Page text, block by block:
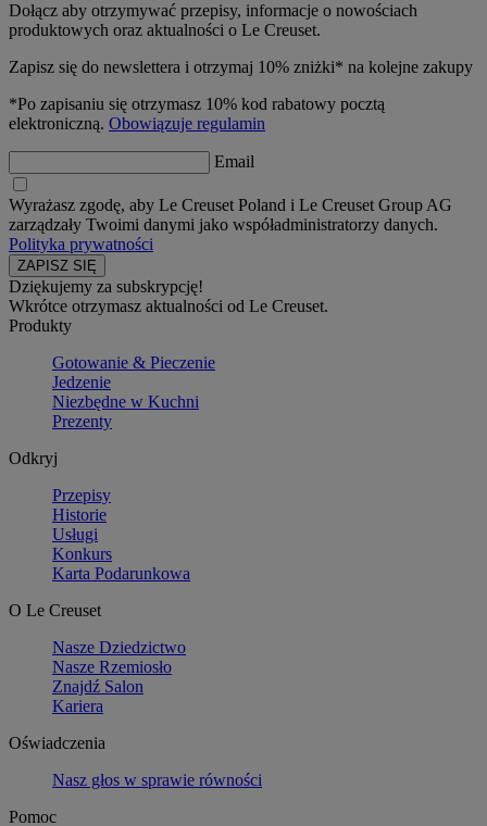
Dołącz aby otrzymywać przepisy, informacje o nowościach
produktowych oraz aktualności o Le Creuset.
Zapisz się do newslettera i otrzymaj 10% zniżki* na kolejne zakupy
*Po zapisaniu się otrzymasz 10% kod rabatowy pocztą
elektroniczną. Obowiązuje regulamin
Email
Wyrażasz zgodę, aby Le Creuset Poland i Le Creuset Group AG
zarządzały Twoimi danymi jako współadministratorzy danych.
Polityka prywatności
Dziękujemy za subskrypcję!
Wkrótce otrzymasz aktualności od Le Creuset.
Produkty
Gotowanie & Pieczenie
Jedzenie
Niezbędne w Kuchni
Prezenty
Odkryj
Przepisy
Historie
Usługi
Konkurs
Karta Podarunkowa
O Le Creuset
Nasze Dziedzictwo
Nasze Rzemiosło
Znajdź Salon
Kariera
Oświadczenia
Nasz głos w sprawie równości
Pomoc